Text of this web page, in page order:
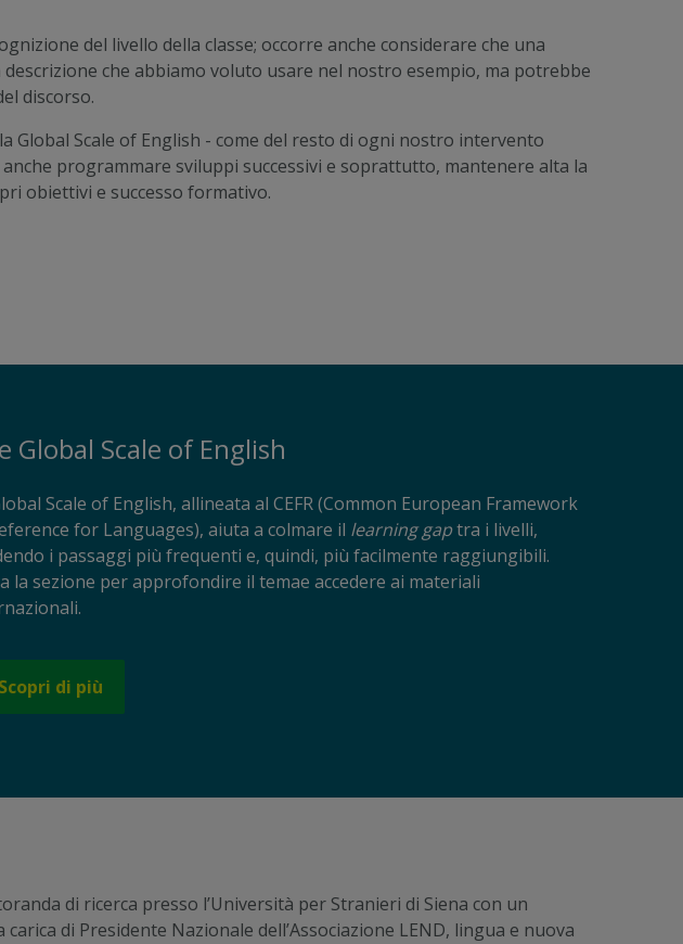
del livello della classe; occorre anche considerare che una
che abbiamo voluto usare nel nostro esempio, ma potrebbe
discorso.
Global Scale of English - come del resto di ogni nostro intervento
programmare sviluppi successivi e soprattutto, mantenere alta la
obiettivi e successo formativo.
Global Scale of English
Scale of English, allineata al CEFR (Common European Framework
for Languages), aiuta a colmare il learning gaptra i livelli,
i passaggi più frequenti e, quindi, più facilmente raggiungibili.
la sezione per approfondire il temae accedere ai materiali
Scopri di più
di ricerca presso l’Università per Stranieri di Siena con un
di Presidente Nazionale dell’Associazione LEND, lingua e nuova